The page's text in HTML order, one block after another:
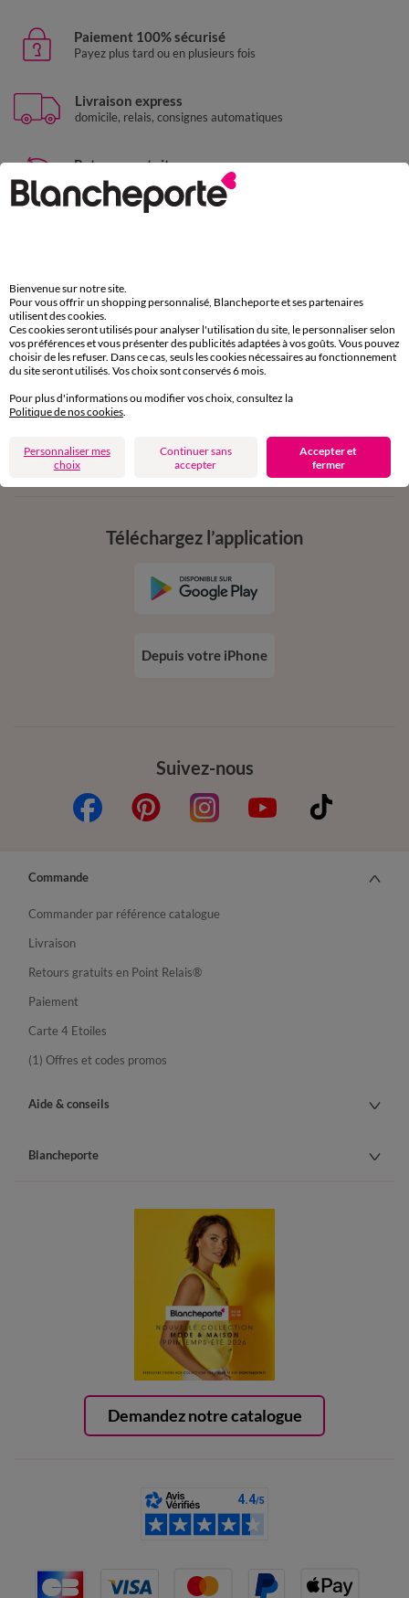
Paiement 100% sécurisé
Payez plus tard ou en plusieurs fois
Livraison express
domicile, relais, consignes automatiques
Retours gratuits
sous 30 jours avec Mondial Relay uniquement
11€ Offerts
en vous inscrivant à la newsletter
dès 20€ d’achat
Ok
Suivez-nous
Téléchargez l’application
Depuis votre iPhone
Demandez notre catalogue
Commande
Commander par référence catalogue
Livraison
Retours gratuits en Point Relais®
Paiement
Carte 4 Etoiles
(1) Offres et codes promos
Aide & conseils
Blancheporte
Bienvenue sur notre site.
Pour vous offrir un shopping personnalisé, Blancheporte et ses partenaires
utilisent des cookies.
Ces cookies seront utilisés pour analyser l'utilisation du site, le personnaliser selon
vos préférences et vous présenter des publicités adaptées à vos goûts. Vous pouvez
choisir de les refuser. Dans ce cas, seuls les cookies nécessaires au fonctionnement
du site seront utilisés. Vos choix sont conservés 6 mois.
Pour plus d'informations ou modifier vos choix, consultez la
Politique de nos cookies.
Personnaliser mes
choix
Continuer sans
accepter
Accepter et
fermer